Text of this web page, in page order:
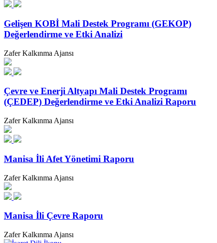
Gelişen KOBİ Mali Destek Programı (GEKOP)
Değerlendirme ve Etki Analizi
Zafer Kalkınma Ajansı
Çevre ve Enerji Altyapı Mali Destek Programı
(ÇEDEP) Değerlendirme ve Etki Analizi Raporu
Zafer Kalkınma Ajansı
Manisa İli Afet Yönetimi Raporu
Zafer Kalkınma Ajansı
Manisa İli Çevre Raporu
Zafer Kalkınma Ajansı